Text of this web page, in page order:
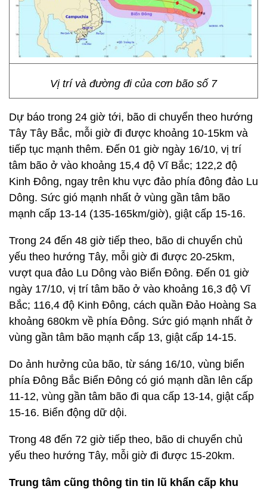
Vị trí và đường đi của cơn bão số 7
Dự báo trong 24 giờ tới, bão di chuyển theo hướng
Tây Tây Bắc, mỗi giờ đi được khoảng 10-15km và
tiếp tục mạnh thêm. Đến 01 giờ ngày 16/10, vị trí
tâm bão ở vào khoảng 15,4 độ Vĩ Bắc; 122,2 độ
Kinh Đông, ngay trên khu vực đảo phía đông đảo Lu
Dông. Sức gió mạnh nhất ở vùng gần tâm bão
mạnh cấp 13-14 (135-165km/giờ), giật cấp 15-16.
Trong 24 đến 48 giờ tiếp theo, bão di chuyển chủ
yếu theo hướng Tây, mỗi giờ đi được 20-25km,
vượt qua đảo Lu Dông vào Biển Đông. Đến 01 giờ
ngày 17/10, vị trí tâm bão ở vào khoảng 16,3 độ Vĩ
Bắc; 116,4 độ Kinh Đông, cách quần Đảo Hoàng Sa
khoảng 680km về phía Đông. Sức gió mạnh nhất ở
vùng gần tâm bão mạnh cấp 13, giật cấp 14-15.
Do ảnh hưởng của bão, từ sáng 16/10, vùng biển
phía Đông Bắc Biển Đông có gió mạnh dần lên cấp
11-12, vùng gần tâm bão đi qua cấp 13-14, giật cấp
15-16. Biển động dữ dội.
Trong 48 đến 72 giờ tiếp theo, bão di chuyển chủ
yếu theo hướng Tây, mỗi giờ đi được 15-20km.
Trung tâm cũng thông tin tin lũ khẩn cấp khu